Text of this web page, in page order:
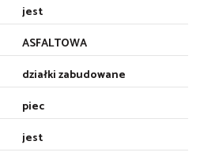
jest
ASFALTOWA
działki zabudowane
piec
jest